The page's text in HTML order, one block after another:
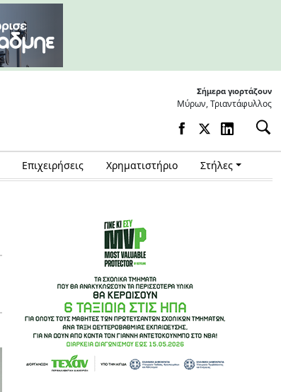
Σήμερα γιορτάζουν
Μύρων, Τριαντάφυλλος
Επιχειρήσεις Χρηματιστήριο Στήλες